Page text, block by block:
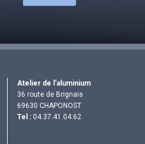
Atelier de l’aluminium
36 route de Brignais
69630 CHAPONOST
Tel :04.37.41.04.62